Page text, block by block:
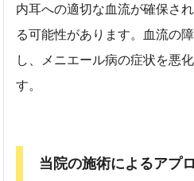
内耳への適切な血流が確保さ
る可能性があります。血流の
し、メニエール病の症状を悪
す。
当院の施術によるアプ